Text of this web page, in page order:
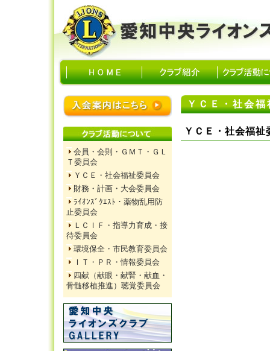
ＹＣＥ・社会
ＹＣＥ・社会福
会員・会則・ＧＭＴ・ＧＬ
Ｔ委員会
ＹＣＥ・社会福祉委員会
財務・計画・大会委員会
ﾗｲｵﾝｽﾞｸｴｽﾄ・薬物乱用防
止委員会
ＬＣＩＦ・指導力育成・接
待委員会
環境保全・市民教育委員会
ＩＴ・ＰＲ・情報委員会
四献（献眼・献腎・献血・
骨髄移植推進）聴覚委員会